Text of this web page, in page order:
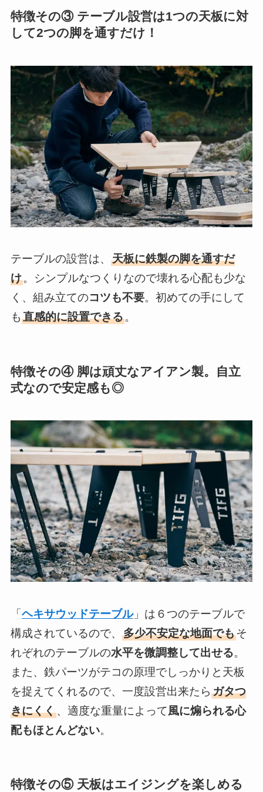
特徴その③ テーブル設営は1つの天板に対
して2つの脚を通すだけ！
テーブルの設営は、 天板に鉄製の脚を通すだ
け。シンプルなつくりなので壊れる心配も少な
く、組み立てのコツも不要。初めての手にして
も 直感的に設置できる。
特徴その④ 脚は頑丈なアイアン製。自立
式なので安定感も◎
「ヘキサウッドテーブル」は６つのテーブルで
構成されているので、 多少不安定な地面でもそ
れぞれのテーブルの水平を微調整して出せる。
また、鉄パーツがテコの原理でしっかりと天板
を捉えてくれるので、一度設営出来たら ガタつ
きにくく、適度な重量によって風に煽られる心
配もほとんどない。
特徴その⑤ 天板はエイジングを楽しめる